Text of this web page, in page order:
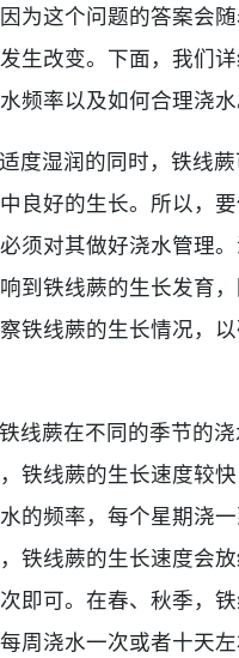
为这个问题的答案会
生改变。下面，我们
频率以及如何合理浇水
度湿润的同时，铁线
良好的生长。所以，
须对其做好浇水管理
到铁线蕨的生长发育，
铁线蕨的生长情况，
线蕨在不同的季节的
铁线蕨的生长速度较
的频率，每个星期浇
铁线蕨的生长速度会
即可。在春、秋季，
周浇水一次或者十天